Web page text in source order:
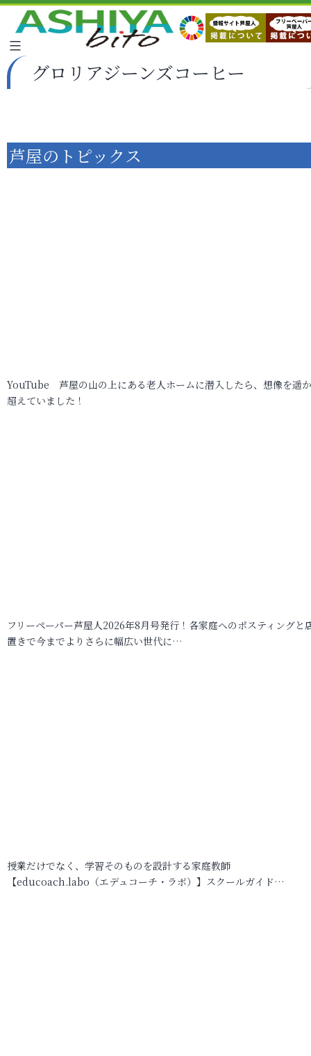
グロリアジーンズコーヒー
芦屋のトピックス
YouTube 芦屋の山の上にある老人ホームに潜入したら、想像を遥
超えていました！
フリーペーパー芦屋人2026年8月号発行！各家庭へのポスティングと
置きで今までよりさらに幅広い世代に…
授業だけでなく、学習そのものを設計する家庭教師
【educoach.labo（エデュコーチ・ラボ）】スクールガイド…